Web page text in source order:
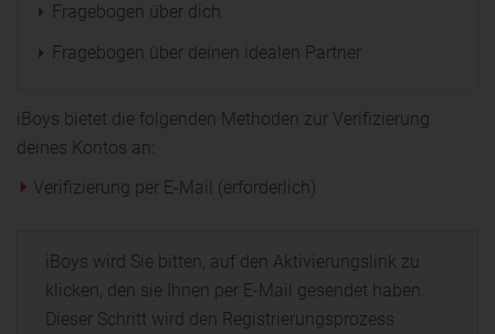
Fragebogen über dich
Fragebogen über deinen idealen Partner
iBoys bietet die folgenden Methoden zur Verifizierung
deines Kontos an:
Verifizierung per E-Mail (erforderlich)
iBoys wird Sie bitten, auf den Aktivierungslink zu
klicken, den sie Ihnen per E-Mail gesendet haben.
Dieser Schritt wird den Registrierungsprozess